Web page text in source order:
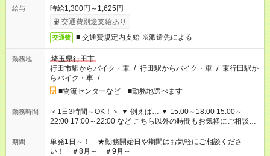
給与
時給1,300円～1,625円
交通費別途支給あり
交通費 ■ 交通費規定内支給 ※派遣先による
勤務地
埼玉県行田市
行田市駅からバイク・車 / 行田駅からバイク・車 / 東行田駅か
らバイク・車 / …
■物流センターなど ■勤務地選べます
勤務時間
＜1日3時間～OK！＞ ▼ 例えば… ▼ 15:00～18:00 15:00～
22:00 17:00～22:00 など こちら以外の時間もお気軽にご相談く
ださい！
期間
単発1日～！ ★勤務開始日や期間はお気軽にご相談くださ
い！ ＃8月～ ＃9月～